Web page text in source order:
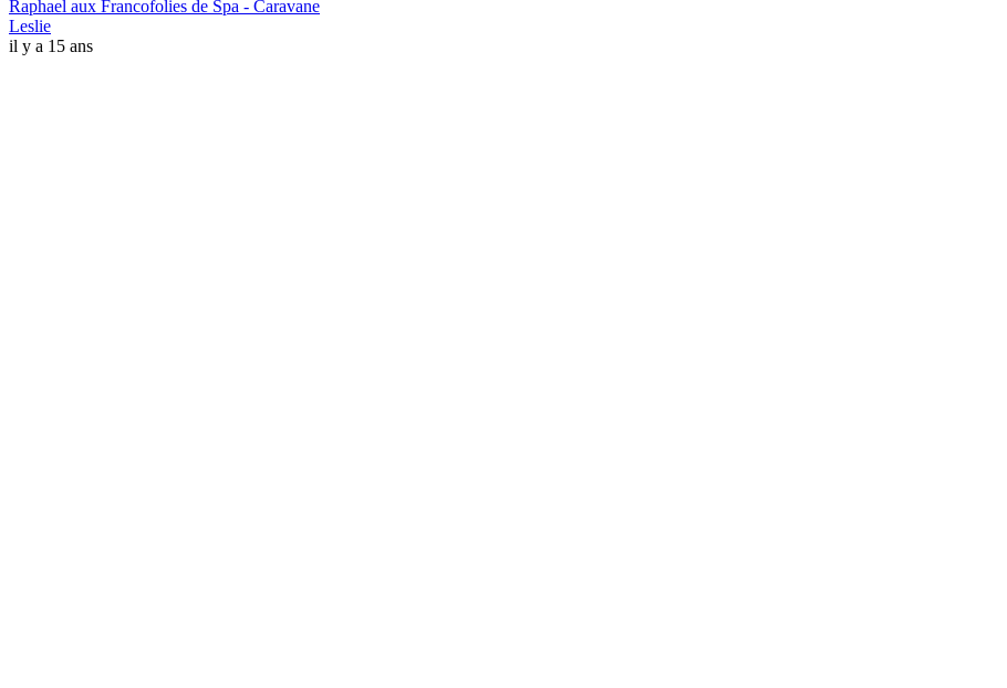
Raphael aux Francofolies de Spa - Caravane
Leslie
il y a 15 ans